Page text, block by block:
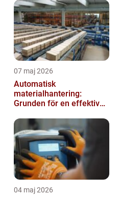
07 maj 2026
Automatisk
materialhantering:
Grunden för en effektiv
04 maj 2026